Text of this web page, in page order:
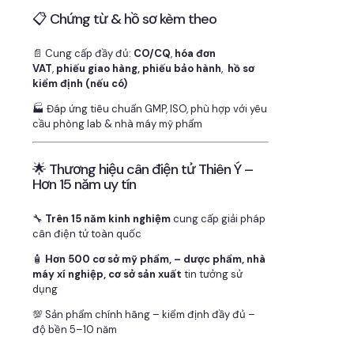
📋 Chứng từ & hồ sơ kèm theo
📄 Cung cấp đầy đủ: CO/CQ, hóa đơn
VAT, phiếu giao hàng, phiếu bảo hành, hồ sơ
kiểm định (nếu có)
🏭 Đáp ứng tiêu chuẩn GMP, ISO, phù hợp với yêu
cầu phòng lab & nhà máy mỹ phẩm
🌟 Thương hiệu cân điện tử Thiên Ý –
Hơn 15 năm uy tín
🔧 Trên 15 năm kinh nghiệmcung cấp giải pháp
cân điện tử toàn quốc
🧴 Hơn 500 cơ sở mỹ phẩm, – dược phẩm, nhà
máy xí nghiệp, cơ sở sản xuất tin tưởng sử
dụng
💯 Sản phẩm chính hãng – kiểm định đầy đủ –
độ bền 5–10 năm